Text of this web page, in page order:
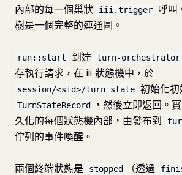
內部的每一個巢狀
iii.trigger
呼叫
樹是一個完整的連通圖。
run::start 到達 turn-orchestrator
存執行請求，在 iii 狀態機中，於
session/<sid>/turn_state 初始化初
TurnStateRecord
，然後立即返回。
久化的每個狀態機內部，由發布到
佇列的事件喚醒。
兩個終端狀態是 stopped （透過